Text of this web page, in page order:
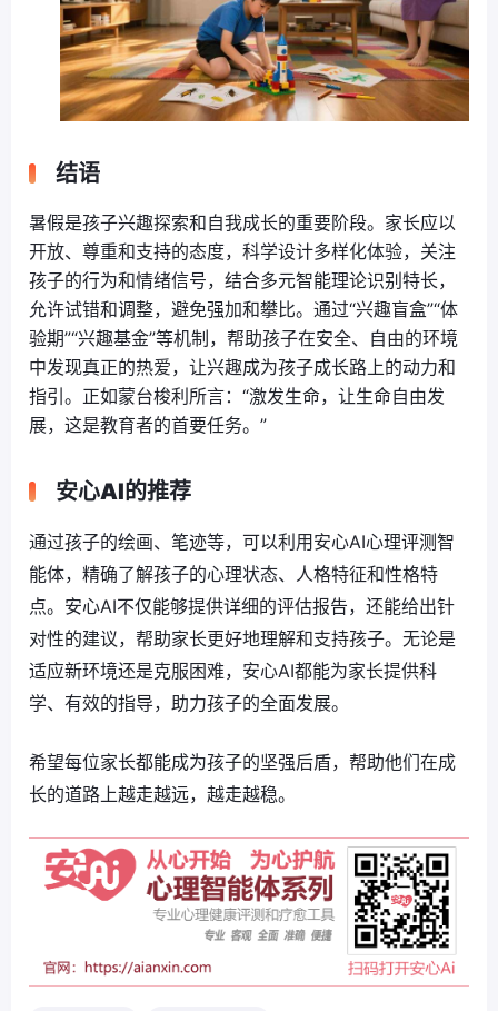
结语
暑假是孩子兴趣探索和自我成长的重要阶段。家长应以
开放、尊重和支持的态度，科学设计多样化体验，关注
孩子的行为和情绪信号，结合多元智能理论识别特长，
允许试错和调整，避免强加和攀比。通过“兴趣盲盒”“体
验期”“兴趣基金”等机制，帮助孩子在安全、自由的环境
中发现真正的热爱，让兴趣成为孩子成长路上的动力和
指引。正如蒙台梭利所言：“激发生命，让生命自由发
展，这是教育者的首要任务。”
安心AI的推荐
通过孩子的绘画、笔迹等，可以利用安心AI心理评测智
能体，精确了解孩子的心理状态、人格特征和性格特
点。安心AI不仅能够提供详细的评估报告，还能给出针
对性的建议，帮助家长更好地理解和支持孩子。无论是
适应新环境还是克服困难，安心AI都能为家长提供科
学、有效的指导，助力孩子的全面发展。
希望每位家长都能成为孩子的坚强后盾，帮助他们在成
长的道路上越走越远，越走越稳。